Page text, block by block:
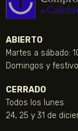
ABIERTO
Martes a sábado:
Domingos y
CERRADO
Todos los lunes
24, 25 y 31 de